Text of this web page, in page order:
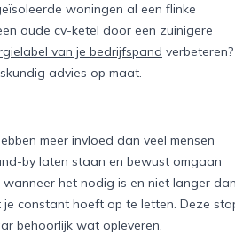
woningen al een flinke
oude cv-ketel door een zuinigere
van je bedrijfspand verbeteren?
advies op maat.
meer invloed dan veel mensen
by laten staan en bewust omgaan
wanneer het nodig is en niet langer
constant hoeft op te letten. Deze
behoorlijk wat opleveren.